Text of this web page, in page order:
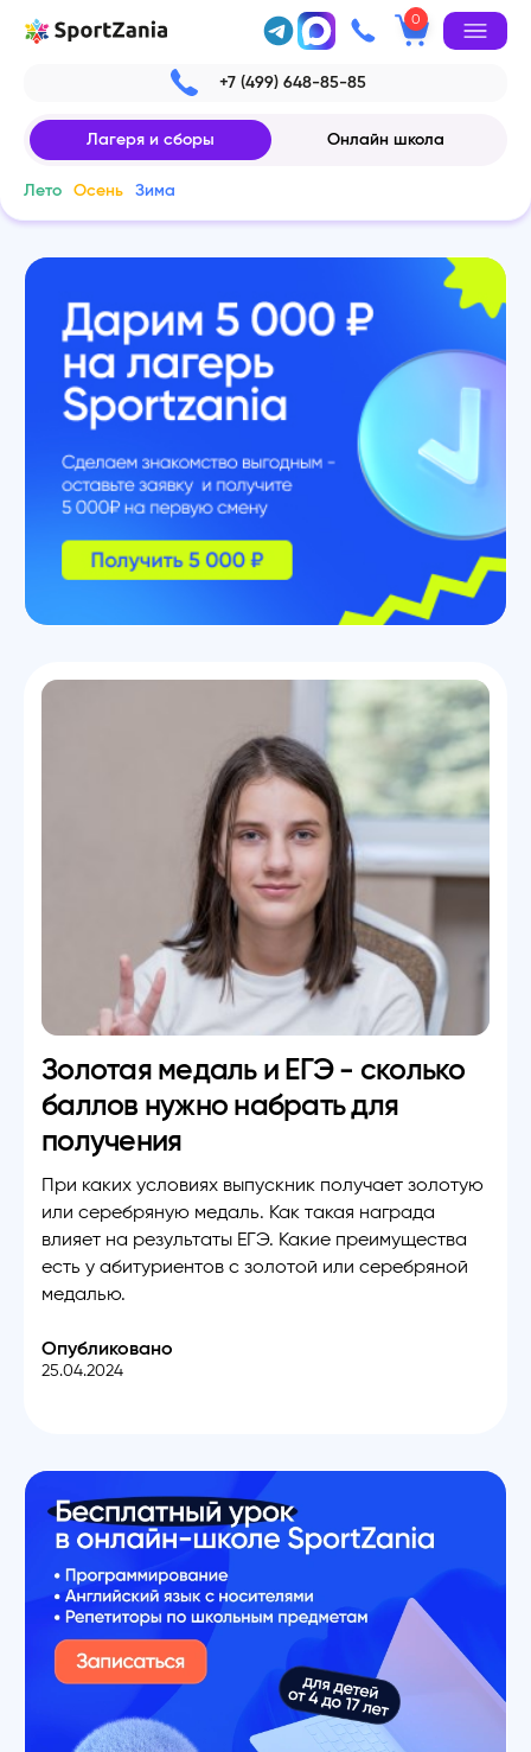
0
+7 (499) 648-85-85
Лагеря и сборы Онлайн школа
Лето Осень Зима
Золотая медаль и ЕГЭ - сколько
баллов нужно набрать для
получения
При каких условиях выпускник получает золотую
или серебряную медаль. Как такая награда
влияет на результаты ЕГЭ. Какие преимущества
есть у абитуриентов с золотой или серебряной
медалью.
Опубликовано
25.04.2024